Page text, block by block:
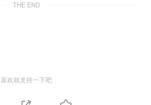
THE END
喜欢就支持一下吧